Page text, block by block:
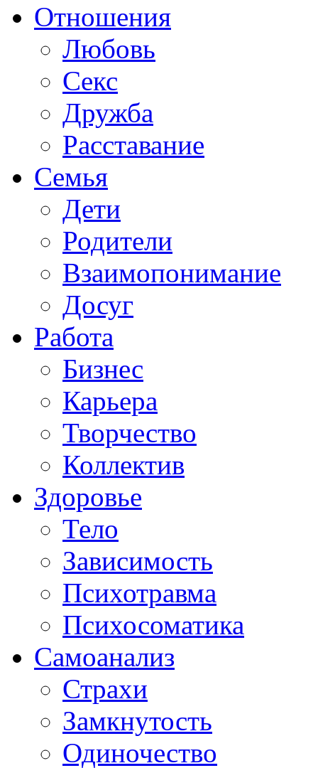
Отношения
Любовь
Секс
Дружба
Расставание
Семья
Дети
Родители
Взаимопонимание
Досуг
Работа
Бизнес
Карьера
Творчество
Коллектив
Здоровье
Тело
Зависимость
Психотравма
Психосоматика
Самоанализ
Страхи
Замкнутость
Одиночество